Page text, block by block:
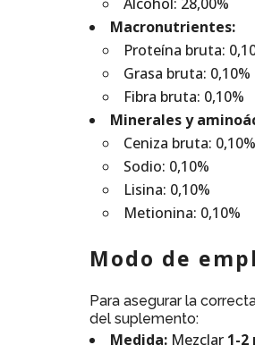
Macronutrientes:
Proteína bruta:
Grasa bruta: 0,10%
Fibra bruta: 0,10%
Minerales y
Ceniza bruta: 0,10%
Sodio: 0,10%
Lisina: 0,10%
Metionina: 0,10%
Modo de
Para asegurar la
del suplemento:
Medida: Mezclar 1-2